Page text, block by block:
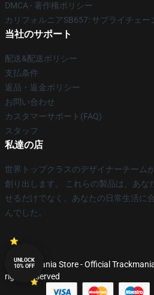
DMCA - 著作権ポリシー
カリフォルニアSB657: サプライチェー
当社のサポート
配送&配送ポリシー
支払条件
返品・返金ポリシー
お問い合わせ
カスタマーサポート(FAQ)
スタッフ
私達の店
世界トップクラスのデザイナーチーム
創り出します。 これらの製品は、あな
せるだけでなく、あなたの日常生活に
んでした。
© Trackmania Store - Official
rights reserved
UNLOCK
10% OFF